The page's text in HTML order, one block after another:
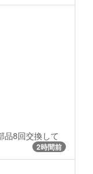
品8回交換して
2時間前